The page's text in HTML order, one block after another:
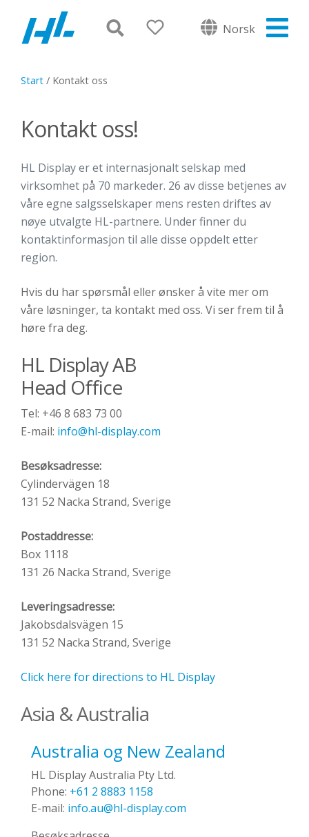
Norsk
Start / Kontakt oss
Kontakt oss!
HL Display er et internasjonalt selskap med
virksomhet på 70 markeder. 26 av disse betjenes av
våre egne salgsselskaper mens resten driftes av
nøye utvalgte HL-partnere. Under finner du
kontaktinformasjon til alle disse oppdelt etter
region.
Hvis du har spørsmål eller ønsker å vite mer om
våre løsninger, ta kontakt med oss. Vi ser frem til å
høre fra deg.
HL Display AB
Head Office
Tel: +46 8 683 73 00
E-mail: info@hl-display.com
Besøksadresse:
Cylindervägen 18
131 52 Nacka Strand, Sverige
Postaddresse:
Box 1118
131 26 Nacka Strand, Sverige
Leveringsadresse:
Jakobsdalsvägen 15
131 52 Nacka Strand, Sverige
Click here for directions to HL Display
Asia & Australia
Australia og New Zealand
HL Display Australia Pty Ltd.
Phone: +61 2 8883 1158
E-mail: info.au@hl-display.com